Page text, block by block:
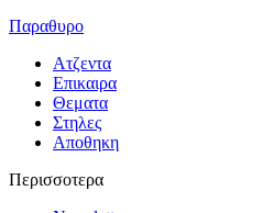
Παραθυρο
Ατζεντα
Επικαιρα
Θεματα
Στηλες
Αποθηκη
Περισσοτερα